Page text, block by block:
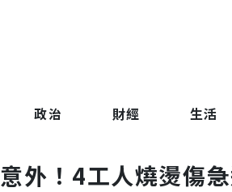
政治 財經 生活
外！4工人燒燙傷